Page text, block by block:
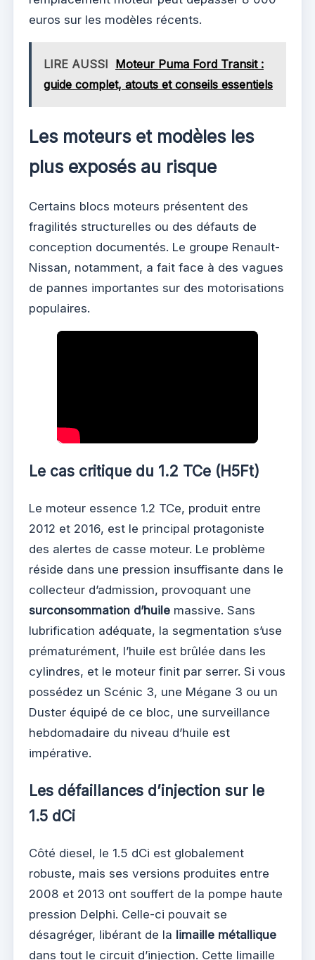
euros sur les modèles récents.
LIRE AUSSI Moteur Puma Ford Transit :
guide complet, atouts et conseils essentiels
Les moteurs et modèles les
plus exposés au risque
Certains blocs moteurs présentent des
fragilités structurelles ou des défauts de
conception documentés. Le groupe Renault-
Nissan, notamment, a fait face à des vagues
de pannes importantes sur des motorisations
populaires.
Le cas critique du 1.2 TCe (H5Ft)
Le moteur essence 1.2 TCe, produit entre
2012 et 2016, est le principal protagoniste
des alertes de casse moteur. Le problème
réside dans une pression insuffisante dans le
collecteur d’admission, provoquant une
surconsommation d’huile massive. Sans
lubrification adéquate, la segmentation s’use
prématurément, l’huile est brûlée dans les
cylindres, et le moteur finit par serrer. Si vous
possédez un Scénic 3, une Mégane 3 ou un
Duster équipé de ce bloc, une surveillance
hebdomadaire du niveau d’huile est
impérative.
Les défaillances d’injection sur le
1.5 dCi
Côté diesel, le 1.5 dCi est globalement
robuste, mais ses versions produites entre
2008 et 2013 ont souffert de la pompe haute
pression Delphi. Celle-ci pouvait se
désagréger, libérant de la limaille métallique
dans tout le circuit d’injection. Cette limaille